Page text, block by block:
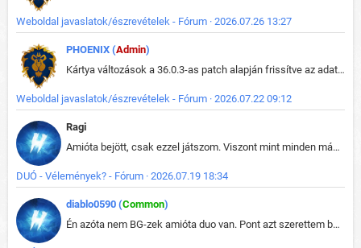
Weboldal javaslatok/észrevételek - Fórum · 2026.07.26 13:27
PHOENIX (Admin)
Kártya változások a 36.0.3-as patch alapján frissítve az adatbázisban (képek is cserélve).
Weboldal javaslatok/észrevételek - Fórum · 2026.07.22 09:12
Ragi
Amióta bejött, csak ezzel játszom. Viszont mint minden más - akár az alapjáték is, ez is baromira összetett lett. Néha már pár kör után is esélytelen az egész. Vagy irreállisan túltápol valaki, vagy lelép a partner, vagy csak hülye mint a segg. És amikor eljönne az én időm, na akkor jön el mindenki másé is. Engem jobban érdekelne, hogy ki milyen ratingen szokott játszani. Na ez lenne egy érdekes adat.
DUÓ - Vélemények? - Fórum · 2026.07.19 18:34
diablo0590 (Common)
Én azóta nem BG-zek amióta duo van. Pont azt szerettem benne, hogy rajtam múlik mi történik, nem pedig a társamon. Kérem vissza a régi BG-t :D